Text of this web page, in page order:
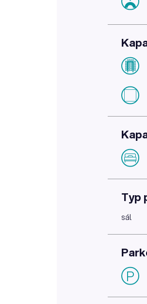
Typ
sál
P